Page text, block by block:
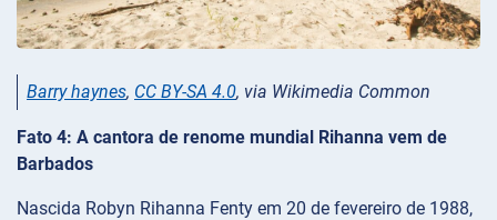
Barry haynes, CC BY-SA 4.0, via Wikimedia Common
Fato 4: A cantora de renome mundial Rihanna vem de
Barbados
Nascida Robyn Rihanna Fenty em 20 de fevereiro de 1988,